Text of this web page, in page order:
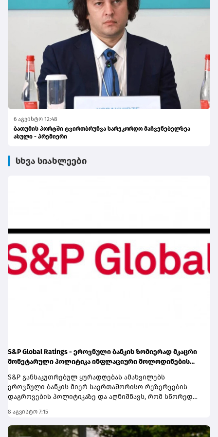
6 აგვისტო 12:48
ბათუმის პორტში ტვირთბრუნვა სარეკორდო მაჩვენებელზეა
ასული - პრემიერი
სხვა სიახლეები
S&P Global Ratings - ეროვნული ბანკის ზომიერად მკაცრი
მონეტარული პოლიტიკა ინფლაციური მოლოდინების
S&P განსაკუთრებულ ყურადღებას ამახვილებს
ეროვნული ბანკის მიერ საერთაშორისო რეზერვების
დაგროვების პოლიტიკაზე და აღნიშნავს, რომ სწორედ
წარმოადგენს პერსპექტივის გაუმჯობესების ერთ-ერთ
მთავარ ფაქტორს. სააგენტოს შეფასებით, რეზერვების
8 აგვისტო 7:15